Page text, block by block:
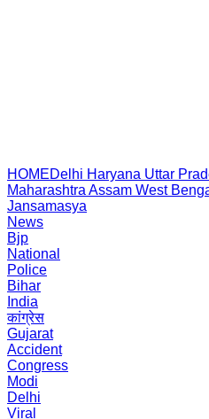
HOMEDelhi Haryana Uttar
Maharashtra Assam West
Jansamasya
News
Bjp
National
Police
Bihar
India
कांग्रेस
Gujarat
Accident
Congress
Modi
Delhi
Viral